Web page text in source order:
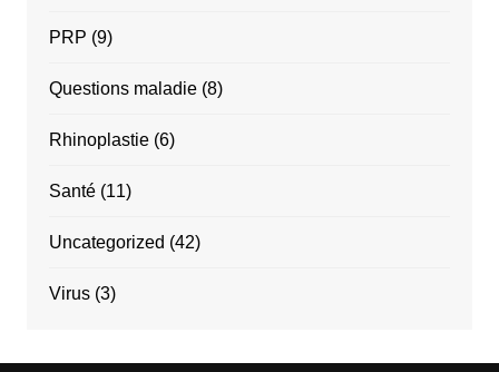
PRP (9)
Questions maladie(8)
Rhinoplastie(6)
Santé(11)
Uncategorized (42)
Virus(3)